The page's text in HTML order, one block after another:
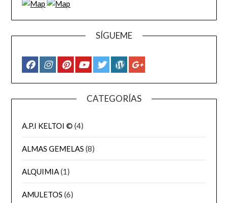
SÍGUEME
CATEGORÍAS
A.P.I KELTOI © (4)
ALMAS GEMELAS (8)
ALQUIMIA(1)
AMULETOS (6)